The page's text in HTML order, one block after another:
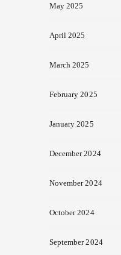
May 2025
April 2025
March 2025
February 2025
January 2025
December 2024
November 2024
October 2024
September 2024